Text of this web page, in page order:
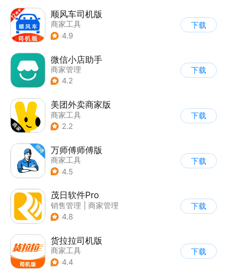
顺风车司机版
商家工具
4.9
下载
微信小店助手
商家管理
4.2
下载
美团外卖商家版
商家工具
2.2
下载
万师傅师傅版
商家工具
4.5
下载
茂日软件Pro
销售管理
商家管理
4.8
下载
货拉拉司机版
商家工具
4.4
下载